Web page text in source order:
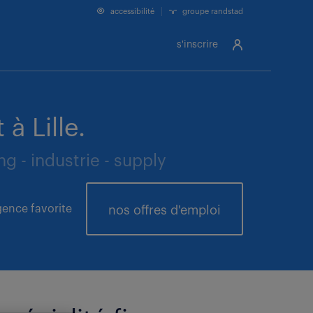
s'inscrire
accessibilité groupe randstad
à Lille.
- industrie - supply
nos offres d'emploi
favorite